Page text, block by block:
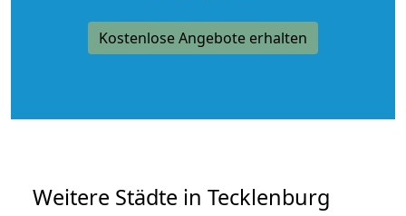
Kostenlose Angebote erhalten
Weitere Städte in Tecklenburg